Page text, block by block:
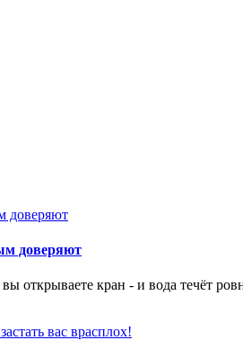
доверяют
открываете кран - и вода течёт